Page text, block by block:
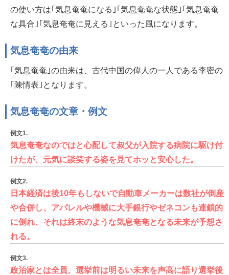
の使い方は｢気息奄奄になる｣｢気息奄奄な状態｣｢気息奄奄
な具合｣｢気息奄奄に見える｣といった風になります。
気息奄奄の由来
｢気息奄奄｣の由来は、古代中国の偉人の一人である李密の
｢陳情表｣となります。
気息奄奄の文章・例文
例文1.
気息奄奄なのではと心配して叔父が入院する病院に駆け付
けたが、元気に談笑する姿を見てホッと安心した。
例文2.
日本経済は後10年もしないで自動車メーカーは数社が倒産
や合併し、アパレルや機械に大手銀行やゼネコンも連鎖的
に倒れ、それは終末のような気息奄奄となる未来が予想さ
れる。
例文3.
政治家とは全員、選挙前は明るい未来を声高に語り選挙後